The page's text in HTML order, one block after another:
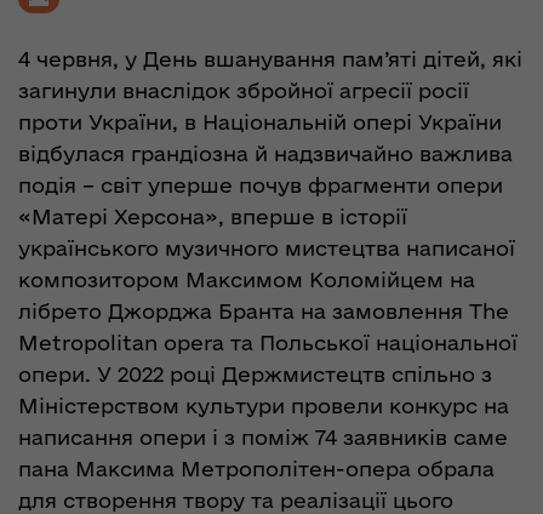
4 червня, у День вшанування пам’яті дітей, які
загинули внаслідок збройної агресії росії
проти України, в Національній опері України
відбулася грандіозна й надзвичайно важлива
подія – світ уперше почув фрагменти опери
«Матері Херсона», вперше в історії
українського музичного мистецтва написаної
композитором Максимом Коломійцем на
лібрето Джорджа Бранта на замовлення The
Metropolitan opera та Польської національної
опери. У 2022 році Держмистецтв спільно з
Міністерством культури провели конкурс на
написання опери і з поміж 74 заявників саме
пана Максима Метрополітен-опера обрала
для створення твору та реалізації цього